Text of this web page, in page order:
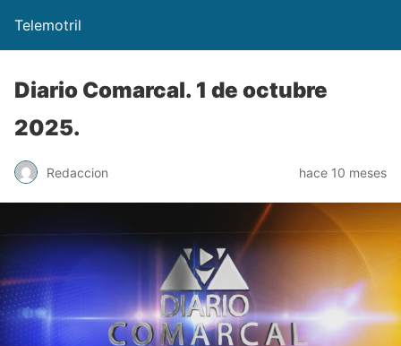
Telemotril
Diario Comarcal. 1 de octubre
2025.
Redaccion hace 10 meses